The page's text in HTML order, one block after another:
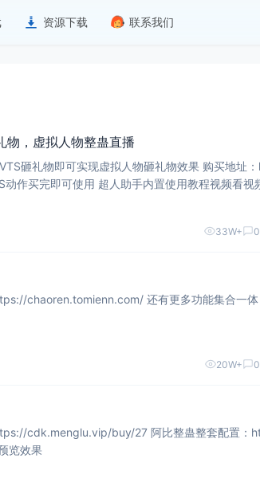
资源下载 联系我们
物，虚拟人物整蛊直播
33W+ 0
直播间电子木鱼功能推荐使用超人直播助手 https://chaoren.tomienn.com/ 还有更多功能集合一体
20W+ 0
好的配置预览效果